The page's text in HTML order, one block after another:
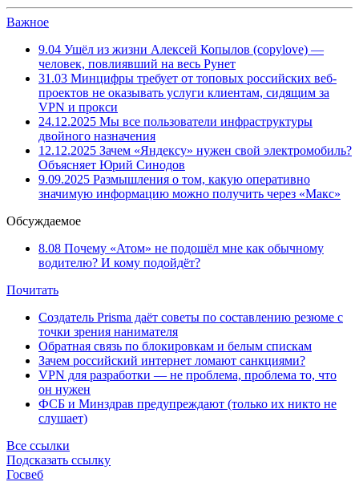
Важное
9.04 Ушёл из жизни Алексей Копылов (copylove) —
человек, повлиявший на весь Рунет
31.03 Минцифры требует от топовых российских веб-
проектов не оказывать услуги клиентам, сидящим за
VPN и прокси
24.12.2025 Мы все пользователи инфраструктуры
двойного назначения
12.12.2025 Зачем «Яндексу» нужен свой электромобиль?
Объясняет Юрий Синодов
9.09.2025 Размышления о том, какую оперативно
значимую информацию можно получить через «Макс»
Обсуждаемое
8.08 Почему «Атом» не подошёл мне как обычному
водителю? И кому подойдёт?
Почитать
Создатель Prisma даёт советы по составлению резюме с
точки зрения нанимателя
Обратная связь по блокировкам и белым спискам
Зачем российский интернет ломают санкциями?
VPN для разработки — не проблема, проблема то, что
он нужен
ФСБ и Минздрав предупреждают (только их никто не
слушает)
Все ссылки
Подсказать ссылку
Госвеб